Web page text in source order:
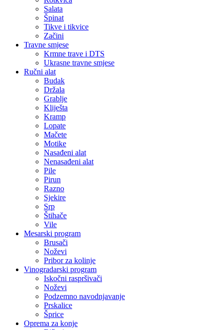
Salata
Špinat
Tikve i tikvice
Začini
Travne smjese
Krmne trave i DTS
Ukrasne travne smjese
Ručni alat
Budak
Držala
Grablje
Kliješta
Kramp
Lopate
Mačete
Motike
Nasađeni alat
Nenasađeni alat
Pile
Pirun
Razno
Sjekire
Srp
Štihače
Vile
Mesarski program
Brusači
Noževi
Pribor za kolinje
Vinogradarski program
Iskočni raspršivači
Noževi
Podzemno navodnjavanje
Prskalice
Šprice
Oprema za konje